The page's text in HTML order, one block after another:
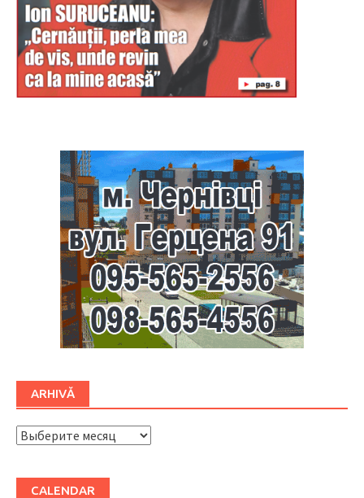
ARHIVĂ
ARHIVĂ
CALENDAR